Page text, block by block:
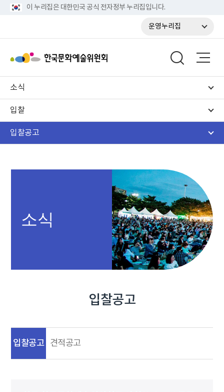
이 누리집은 대한민국 공식 전자정부 누리집입니다.
운영누리집
소식
입찰
입찰공고
소식
입찰공고
입찰공고 견적공고